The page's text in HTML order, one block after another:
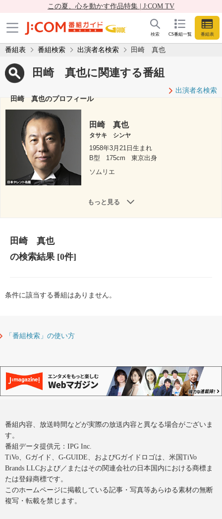
この夏、心を動かす作品特集 | J:COM TV
CS番組一覧 番組表
検索
番組表 番組検索 出演者名検索 田崎 真也
田崎 真也に関連する番組
出演者名検索
田崎 真也のプロフィール
田崎 真也
タサキ シンヤ
1958年3月21日生まれ
B型
175cm
東京出身
ソムリエ
もっと見る
田崎 真也
の検索結果[0件]
条件に該当する番組はありません。
「番組検索」の使い方
番組内容、放送時間などが実際の放送内容と異なる場合がございま
す。
番組データ提供元：IPG Inc.
TiVo、Gガイド、G-GUIDE、およびGガイドロゴは、米国TiVo
Brands LLCおよび／またはその関連会社の日本国内における商標ま
たは登録商標です。
このホームページに掲載している記事・写真等あらゆる素材の無断
複写・転載を禁じます。